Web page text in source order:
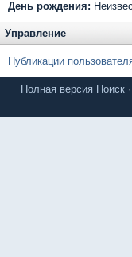
День рождения:
Управление
Публикации
Полная версия Поиск ·